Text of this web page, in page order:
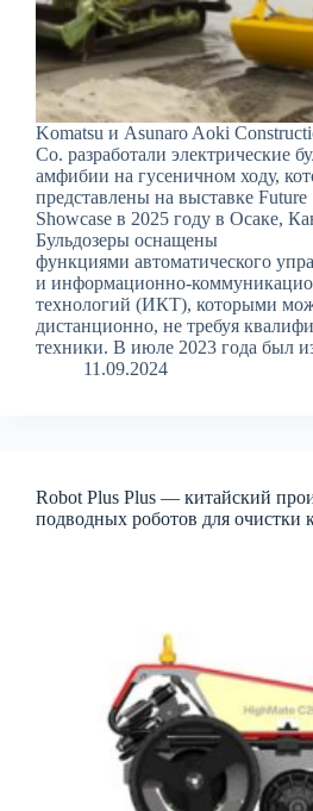
Komatsu и Asunaro Aoki
Co. разработали электрические
амфибии на гусеничном ходу,
представлены на выставке Future
Showcase в 2025 году в Осаке,
Бульдозеры оснащены
функциями автоматического
и информационно-
технологий (ИКТ), которыми
дистанционно, не требуя
техники. В июле 2023 года был
11.09.2024
Robot Plus Plus — китайский
подводных роботов для очистки